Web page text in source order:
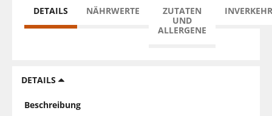
DETAILS NÄHRWERTE
ZUTATEN
UND
ALLERGENE
DETAILS
Beschreibung